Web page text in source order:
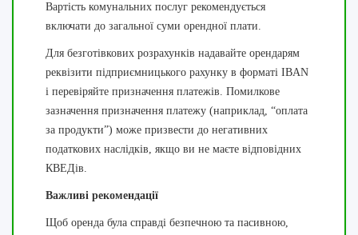
Вартість комунальних послуг рекомендується
включати до загальної суми орендної плати.
Для безготівкових розрахунків надавайте орендарям
реквізити підприємницького рахунку в форматі IBAN
і перевіряйте призначення платежів. Помилкове
зазначення призначення платежу (наприклад, “оплата
за продукти”) може призвести до негативних
податкових наслідків, якщо ви не маєте відповідних
КВЕДів.
Важливі рекомендації
Щоб оренда була справді безпечною та пасивною,